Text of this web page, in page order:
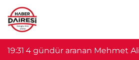
19:31 4 gündür aranan Mehmet